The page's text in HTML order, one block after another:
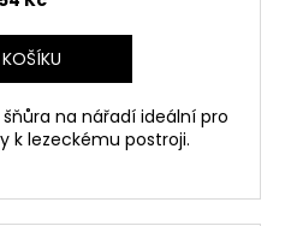
na nářadí ideální pro
k lezeckému postroji.